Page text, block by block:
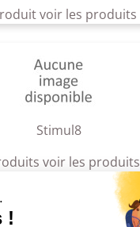
voir les produits
Stimul8
voir les produits